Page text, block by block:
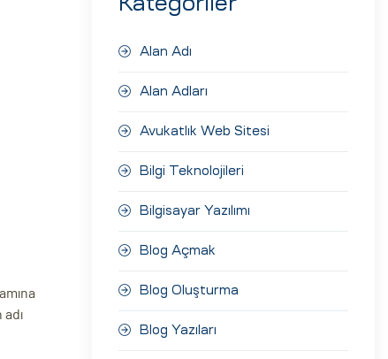
Alan Adı
Alan Adları
Avukatlık Web Sitesi
Bilgi Teknolojileri
Bilgisayar Yazılımı
Blog Açmak
Blog Oluşturma
Blog Yazıları